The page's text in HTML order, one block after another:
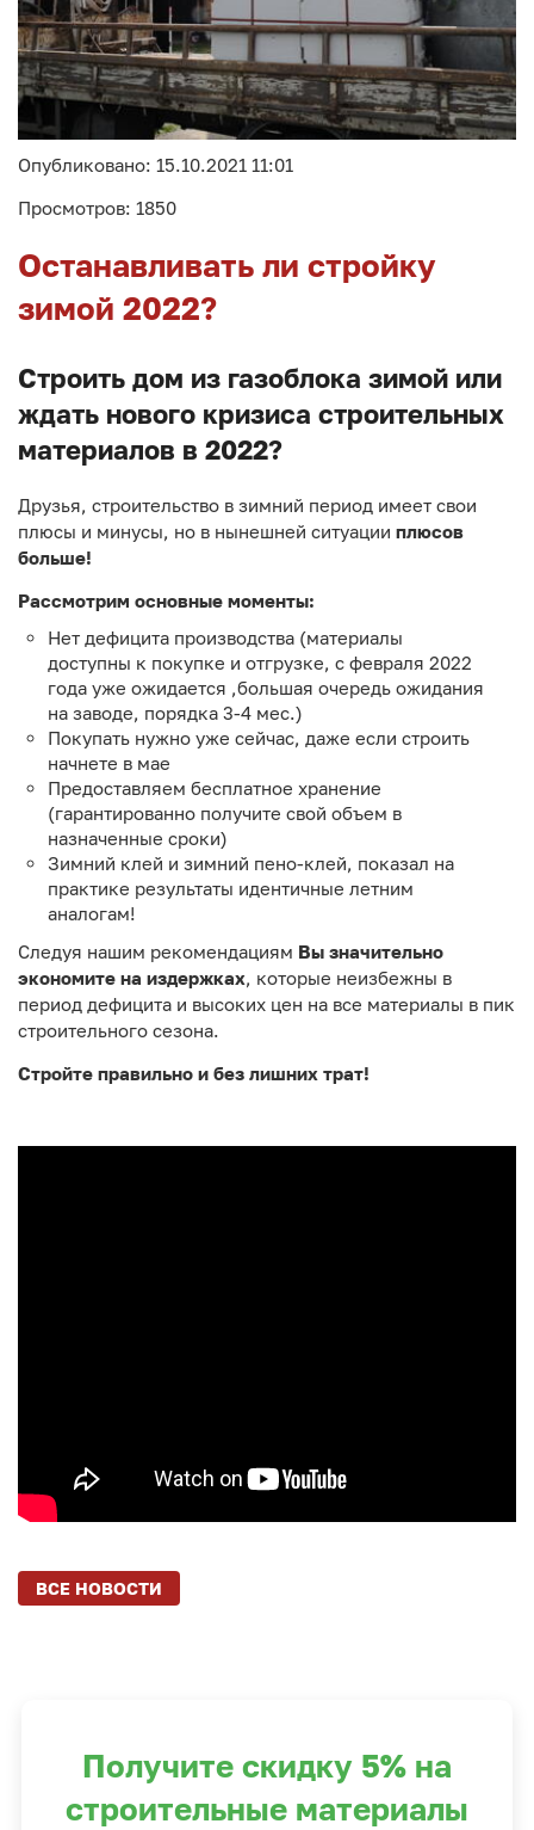
Опубликовано: 15.10.2021 11:01
Просмотров: 1850
Останавливать ли стройку
зимой 2022?
Строить дом из газоблока зимой или
ждать нового кризиса строительных
материалов в 2022?
Друзья, строительство в зимний период имеет свои
плюсы и минусы, но в нынешней ситуации плюсов
больше!
Рассмотрим основные моменты:
Нет дефицита производства (материалы
доступны к покупке и отгрузке, с февраля 2022
года уже ожидается ,большая очередь ожидания
на заводе, порядка 3-4 мес.)
Покупать нужно уже сейчас, даже если строить
начнете в мае
Предоставляем бесплатное хранение
(гарантированно получите свой объем в
назначенные сроки)
Зимний клей и зимний пено-клей, показал на
практике результаты идентичные летним
аналогам!
Следуя нашим рекомендациям Вы значительно
экономите на издержках, которые неизбежны в
период дефицита и высоких цен на все материалы в пик
строительного сезона.
Стройте правильно и без лишних трат!
ВСЕ НОВОСТИ
Получите скидку 5% на
строительные материалы